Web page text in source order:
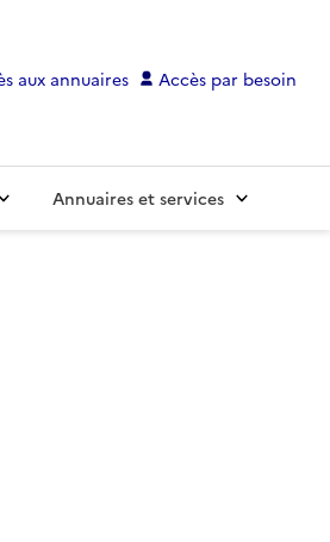
aux annuaires Accès par besoin
Annuaires et services